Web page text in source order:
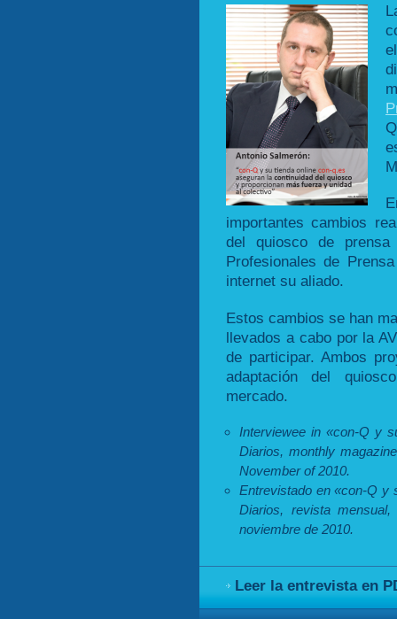
importantes cambios
del quiosco de
Profesionales de
internet su aliado.
Estos cambios se han
llevados a cabo por la
de participar. Ambos
adaptación del
mercado.
Interviewee in «con-Q y
Diarios, monthly
November of 2010.
Entrevistado en «con-Q y
Diarios, revista
noviembre de 2010.
Leer la entrevista en